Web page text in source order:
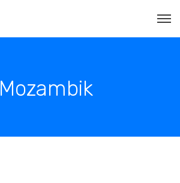
Mozambik